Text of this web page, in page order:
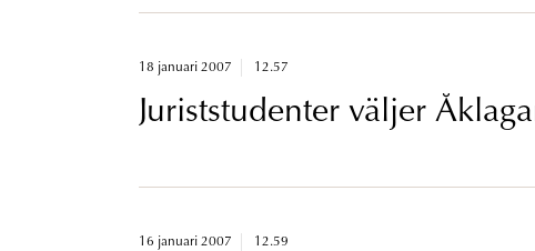
18 januari 2007 12.57
Juriststudenter väljer
16 januari 2007 12.59